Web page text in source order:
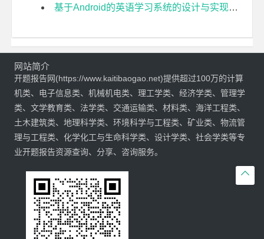
基于Android的英语学习系统的设计与实现开题报告

网站简介
开题报告网(https://www.kaitibaogao.net)提供超过100万的计算
机类、电子信息类、机械机电类、理工学类、经济学类、管理学
类、文学教育类、法学类、交通运输类、材料类、海洋工程类、
土木建筑类、地理科学类、环境科学与工程类、矿业类、物流管
理与工程类、化学化工与生命科学类、设计学类、社会学类等专
业开题报告资源查询、分享、咨询服务。